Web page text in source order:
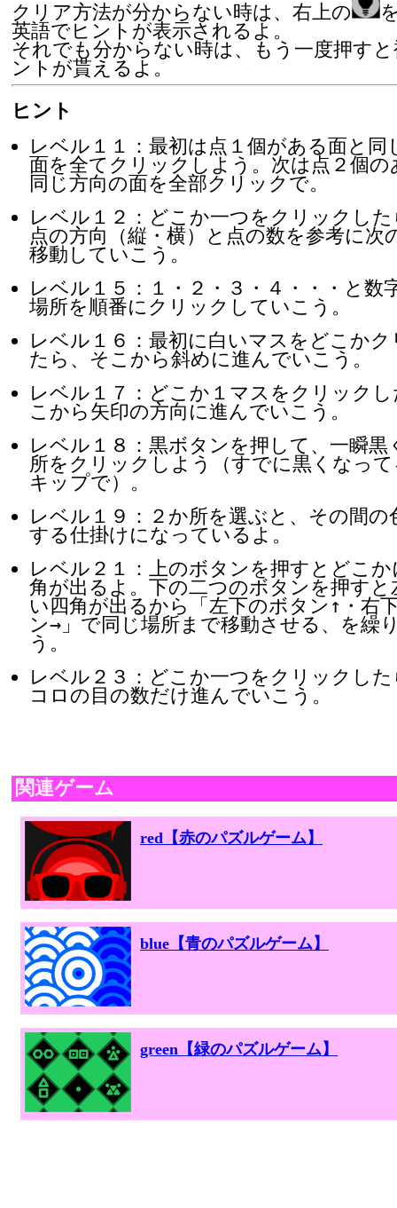
クリア方法が分からない時は、右上の
英語でヒントが表示されるよ。
それでも分からない時は、もう一度押す
ヒント
レベル１１：最初は点１個がある面と同
面を全てクリックしよう。次は点２個の
同じ方向の面を全部クリックで。
レベル１２：どこか一つをクリックし
点の方向（縦・横）と点の数を参考に次
移動していこう。
レベル１５：１・２・３・４・・・と数
場所を順番にクリックしていこう。
レベル１６：最初に白いマスをどこか
たら、そこから斜めに進んでいこう。
レベル１７：どこか１マスをクリック
こから矢印の方向に進んでいこう。
レベル１８：黒ボタンを押して、一瞬黒
所をクリックしよう（すでに黒くなっ
キップで）。
レベル１９：２か所を選ぶと、その間の
する仕掛けになっているよ。
レベル２１：上のボタンを押すとどこ
角が出るよ。下の二つのボタンを押すと
い四角が出るから「左下のボタン↑・右
ン→」で同じ場所まで移動させる、を繰
う。
レベル２３：どこか一つをクリックし
コロの目の数だけ進んでいこう。
関連ゲーム
red【赤のパズルゲーム】
blue【青のパズルゲーム】
green【緑のパズルゲーム】